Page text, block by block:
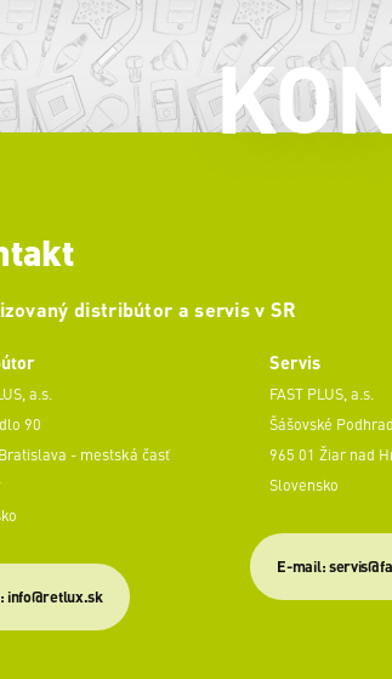
distribútor a servis v SR
a.s.
90
- mestská časť
info@retlux.sk
Servis
FAST PLUS, a.s.
Šášovské
965 01 Žiar nad
Slovensko
​E-mail: